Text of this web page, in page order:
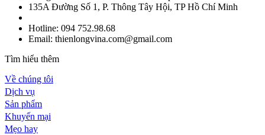
135A Đường Số 1, P. Thông Tây Hội, TP Hồ Chí Minh
Hotline: 094 752.98.68
Email: thienlongvina.com@gmail.com
Tìm hiểu thêm
Về chúng tôi
Dịch vụ
Sản phẩm
Khuyến mại
Mẹo hay